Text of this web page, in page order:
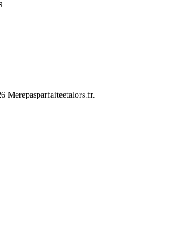
Merepasparfaiteetalors.fr.